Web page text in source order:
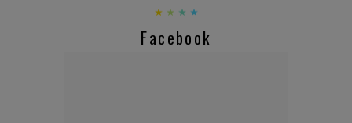
Facebook